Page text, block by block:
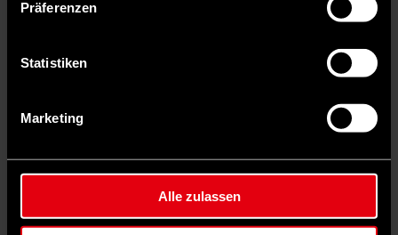
Präferenzen
Statistiken
Marketing
Alle zulassen
Der Gesetzentwurf für eine Reform der Gesetzlichen